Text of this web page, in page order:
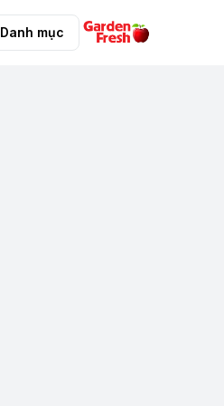
Danh mục